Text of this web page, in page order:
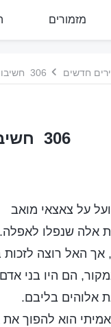
מזמורים
חדשים 306 חשיבותה של עבודת האל על צאצאי מואב
306 חשיבותה של עבודת האל על צאצאי מואב
על צאצאי מואב
אלה שנפלו לאפלה.
אך האל רוצה
הם היו בני אדם
אלוהים בליבם.
הוא להפוך